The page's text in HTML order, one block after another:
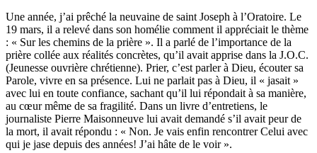
Une année, j’ai prêché la neuvaine de saint Joseph à l’Oratoire. Le
19 mars, il a relevé dans son homélie comment il appréciait le thème
: « Sur les chemins de la prière ». Il a parlé de l’importance de la
prière collée aux réalités concrètes, qu’il avait apprise dans la J.O.C.
(Jeunesse ouvrière chrétienne). Prier, c’est parler à Dieu, écouter sa
Parole, vivre en sa présence. Lui ne parlait pas à Dieu, il « jasait »
avec lui en toute confiance, sachant qu’il lui répondait à sa manière,
au cœur même de sa fragilité. Dans un livre d’entretiens, le
journaliste Pierre Maisonneuve lui avait demandé s’il avait peur de
la mort, il avait répondu : « Non. Je vais enfin rencontrer Celui avec
qui je jase depuis des années! J’ai hâte de le voir ».